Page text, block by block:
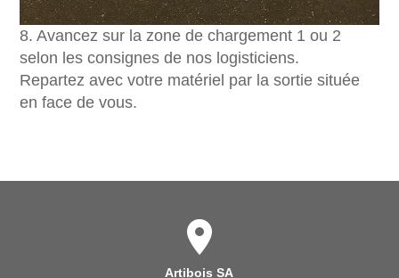
8. Avancez sur la zone de chargement 1 ou 2
selon les consignes de nos logisticiens.
Repartez avec votre matériel par la sortie située
en face de vous.
Artibois SA